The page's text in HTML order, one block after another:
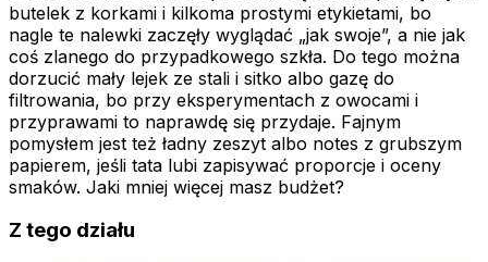
butelek z korkami i kilkoma prostymi etykietami, bo
nagle te nalewki zaczęły wyglądać „jak swoje”, a nie jak
coś zlanego do przypadkowego szkła. Do tego można
dorzucić mały lejek ze stali i sitko albo gazę do
filtrowania, bo przy eksperymentach z owocami i
przyprawami to naprawdę się przydaje. Fajnym
pomysłem jest też ładny zeszyt albo notes z grubszym
papierem, jeśli tata lubi zapisywać proporcje i oceny
smaków. Jaki mniej więcej masz budżet?
Z tego działu